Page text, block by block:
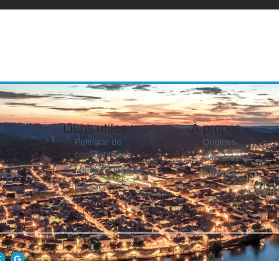
Liens utiles
Politique de
confidentialité
Mentions légales
Contact
À propos
Origines
Carrières
Publicité